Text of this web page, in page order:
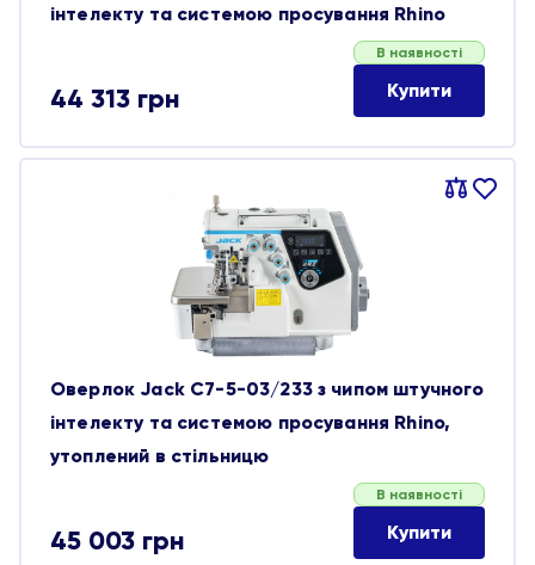
інтелекту та системою просування Rhino
44 313 грн
В наявності
Купити
Порівняти
В
Оверлок Jack C7-5-03/233 з чипом штучного
інтелекту та системою просування Rhino,
утоплений в стільницю
45 003 грн
В наявності
Купити